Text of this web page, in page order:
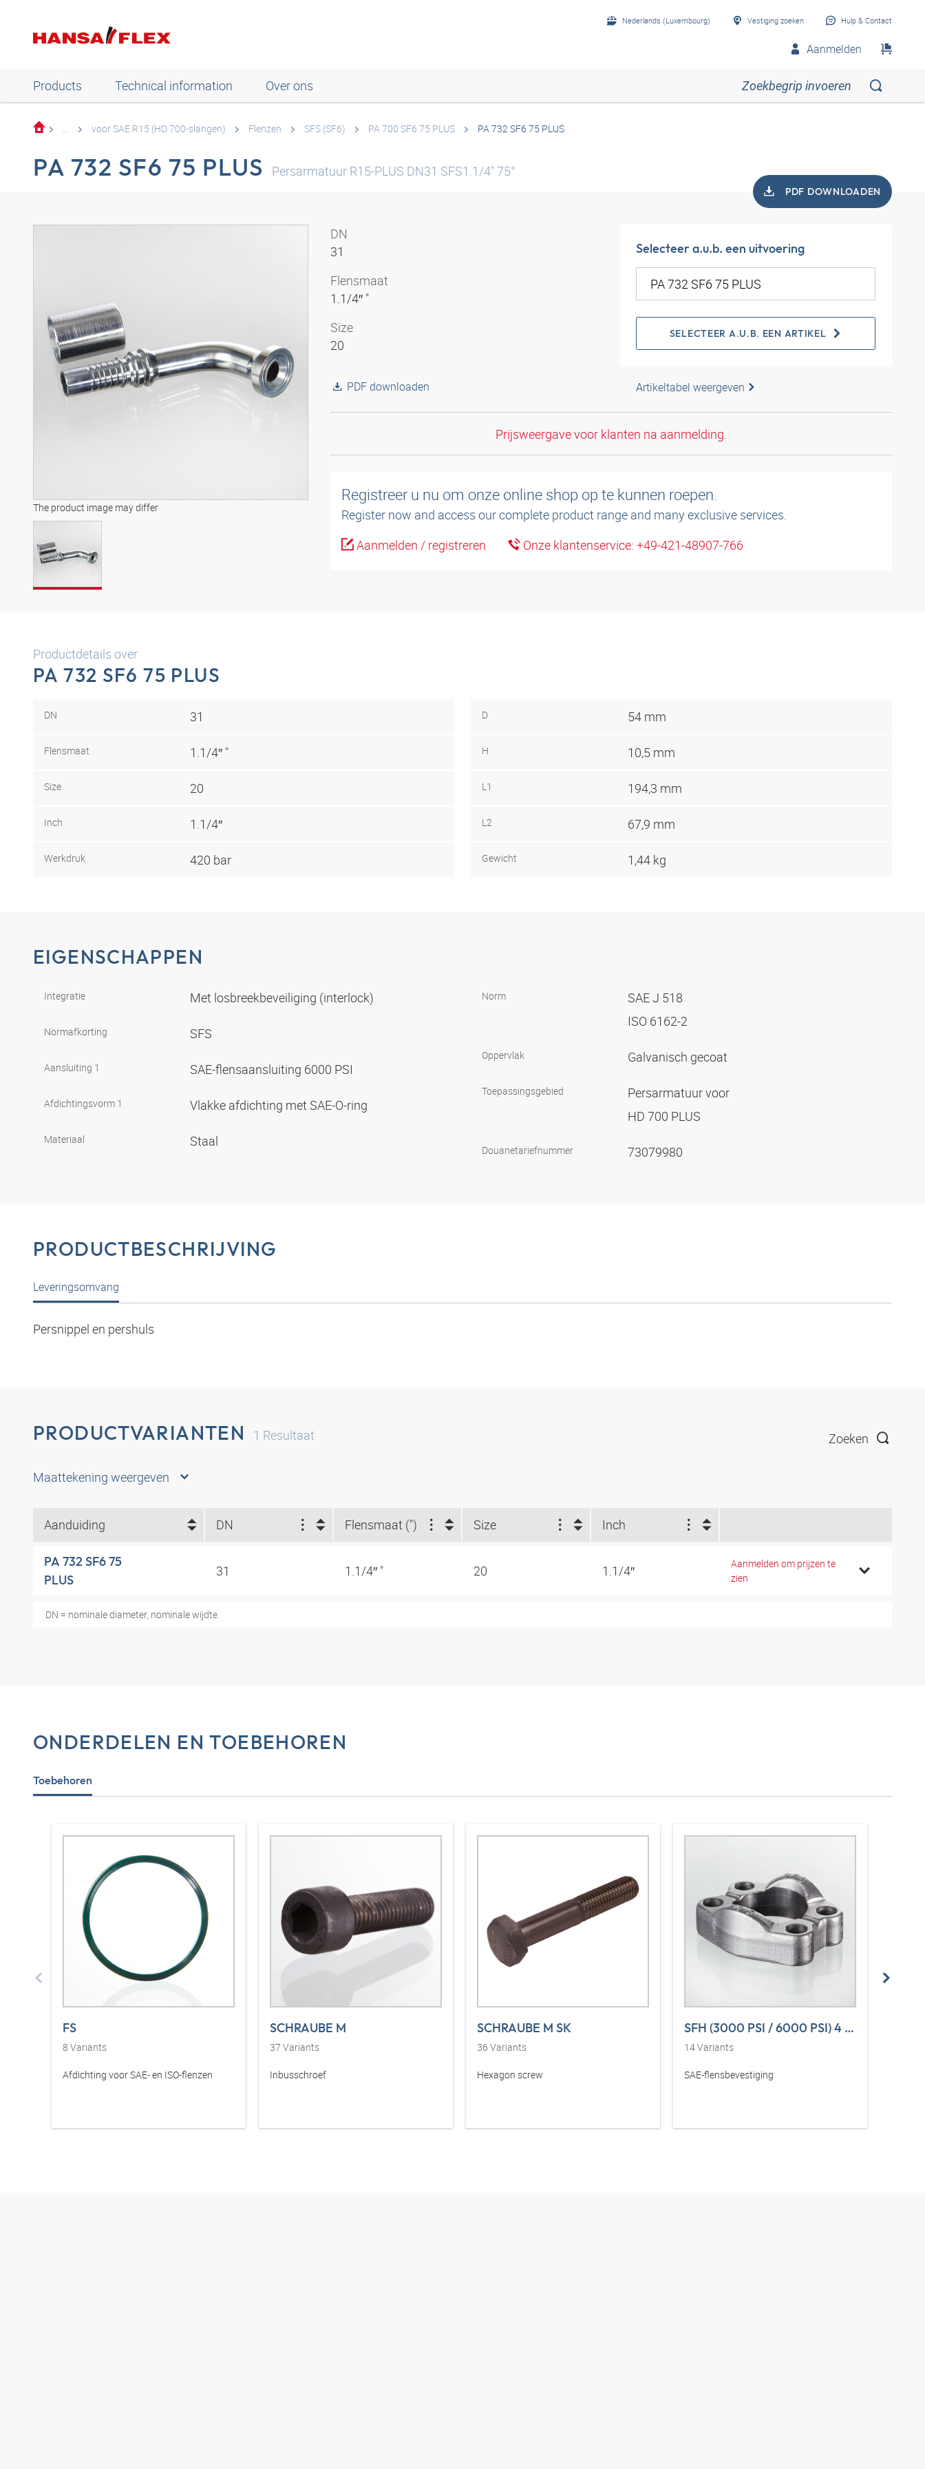
Nederlands (Luxembourg) Vestiging zoeken Hulp & Contact
Aanmelden
Products Technical information Over ons
... voor SAE R15 (HD 700-slangen) Flenzen SFS (SF6) PA 700 SF6 75 PLUS PA 732 SF6 75 PLUS
PA 732 SF6 75 PLUS Persarmatuur R15-PLUS DN31 SFS1.1/4" 75°
PDF DOWNLOADEN
The product image may differ
DN
31
Flensmaat
1.1/4″ "
Size
20
PDF downloaden
Selecteer a.u.b. een uitvoering
SELECTEER A.U.B. EEN ARTIKEL
Artikeltabel weergeven
Prijsweergave voor klanten na aanmelding.
Registreer u nu om onze online shop op te kunnen roepen.
Register now and access our complete product range and many exclusive services.
Aanmelden / registreren
Onze klantenservice: +49-421-48907-766
Productdetails over
PA 732 SF6 75 PLUS
DN 31
Flensmaat 1.1/4″ "
Size 20
Inch 1.1/4″
Werkdruk 420 bar
D 54 mm
H 10,5 mm
L1 194,3 mm
L2 67,9 mm
Gewicht 1,44 kg
EIGENSCHAPPEN
Integratie Met losbreekbeveiliging (interlock)
Normafkorting SFS
Aansluiting 1 SAE-flensaansluiting 6000 PSI
Afdichtingsvorm 1 Vlakke afdichting met SAE-O-ring
Materiaal Staal
Norm
SAE J 518
ISO 6162-2
Oppervlak Galvanisch gecoat
Toepassingsgebied
Persarmatuur voor
HD 700 PLUS
Douanetariefnummer 73079980
PRODUCTBESCHRIJVING
Leveringsomvang
Persnippel en pershuls
PRODUCTVARIANTEN 1 Resultaat Zoeken
Maattekening weergeven
Aanduiding DN Flensmaat (") Size Inch
PA 732 SF6 75
PLUS
31 1.1/4″ " 20 1.1/4″
Aanmelden om prijzen te
zien
DN = nominale diameter, nominale wijdte
ONDERDELEN EN TOEBEHOREN
Toebehoren
FS
8 Variants
Afdichting voor SAE- en ISO-flenzen
SCHRAUBE M
37 Variants
Inbusschroef
SCHRAUBE M SK
36 Variants
Hexagon screw
SFH (3000 PSI / 6000 PSI) 4 L VA
14Variants
SAE-flensbevestiging